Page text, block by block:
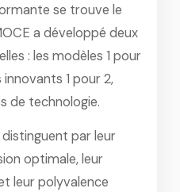
se trouve le
a développé deux
: les modèles 1 pour
1 pour 2,
de technologie.
par leur
optimale, leur
leur polyvalence